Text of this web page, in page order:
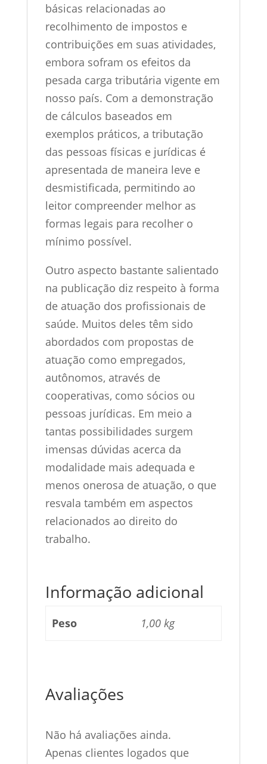
básicas relacionadas ao
recolhimento de impostos e
contribuições em suas atividades,
embora sofram os efeitos da
pesada carga tributária vigente em
nosso país. Com a demonstração
de cálculos baseados em
exemplos práticos, a tributação
das pessoas físicas e jurídicas é
apresentada de maneira leve e
desmistificada, permitindo ao
leitor compreender melhor as
formas legais para recolher o
mínimo possível.
Outro aspecto bastante salientado
na publicação diz respeito à forma
de atuação dos profissionais de
saúde. Muitos deles têm sido
abordados com propostas de
atuação como empregados,
autônomos, através de
cooperativas, como sócios ou
pessoas jurídicas. Em meio a
tantas possibilidades surgem
imensas dúvidas acerca da
modalidade mais adequada e
menos onerosa de atuação, o que
resvala também em aspectos
relacionados ao direito do
trabalho.
Informação adicional
Peso 1,00 kg
Avaliações
Não há avaliações ainda.
Apenas clientes logados que